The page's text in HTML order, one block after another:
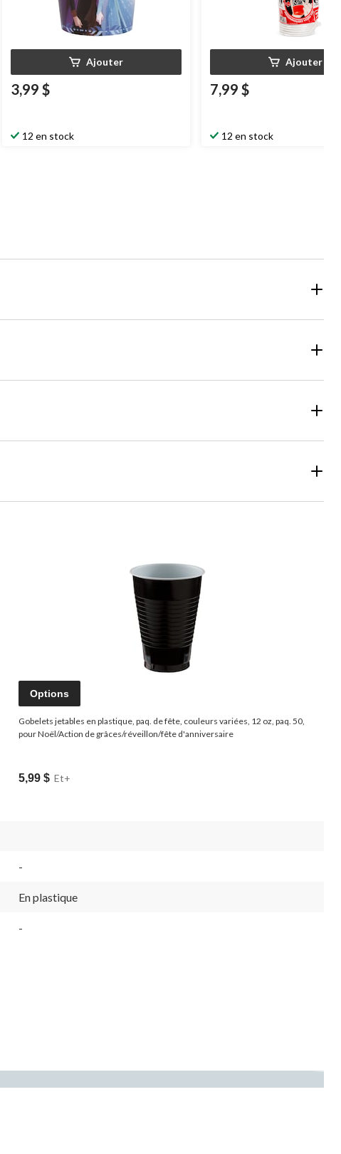
Ajouter
3,99 $
12 en stock
Ajouter
7,99 $
12 en stock
Options
Gobelets jetables en plastique, paq. de fête, couleurs variées, 12 oz, paq. 50,
pour Noël/Action de grâces/réveillon/fête d'anniversaire
5,99 $ Et+
-
En plastique
-